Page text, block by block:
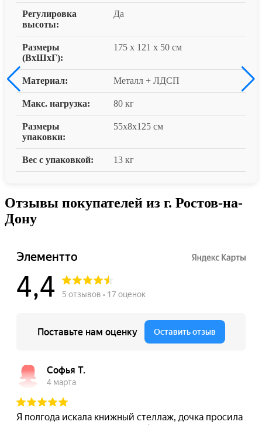
Регулировка
высоты:
Да
Размеры
(ВxШxГ):
175 x 121 x 50 см
Материал: Металл + ЛДСП
Макс. нагрузка: 80 кг
Размеры
упаковки:
55x8x125 см
Вес с упаковкой: 13 кг
Отзывы покупателей из г. Ростов-на-
Дону